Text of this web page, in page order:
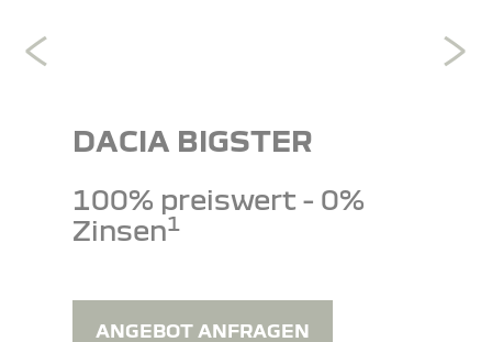
DACIA BIGSTER
100% preiswert - 0%
Zinsen1
ANGEBOT ANFRAGEN